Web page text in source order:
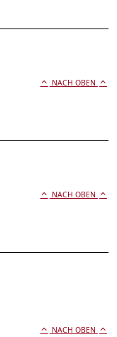
NACH OBEN
NACH OBEN
NACH OBEN